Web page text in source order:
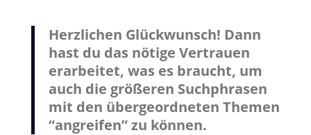
Herzlichen Glückwunsch! Dann
hast du das nötige Vertrauen
erarbeitet, was es braucht, um
auch die größeren Suchphrasen
mit den übergeordneten Themen
“angreifen” zu können.